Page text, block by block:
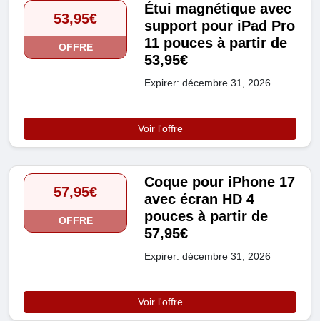
53,95€
OFFRE
Étui magnétique avec
support pour iPad Pro
11 pouces à partir de
53,95€
Expirer: décembre 31, 2026
Voir l'offre
57,95€
OFFRE
Coque pour iPhone 17
avec écran HD 4
pouces à partir de
57,95€
Expirer: décembre 31, 2026
Voir l'offre